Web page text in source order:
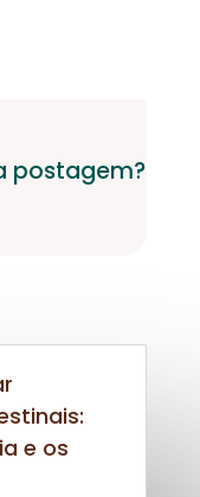
postagem?
e os